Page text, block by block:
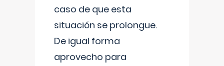
caso de que esta
situación se prolongue.
De igual forma
aprovecho para